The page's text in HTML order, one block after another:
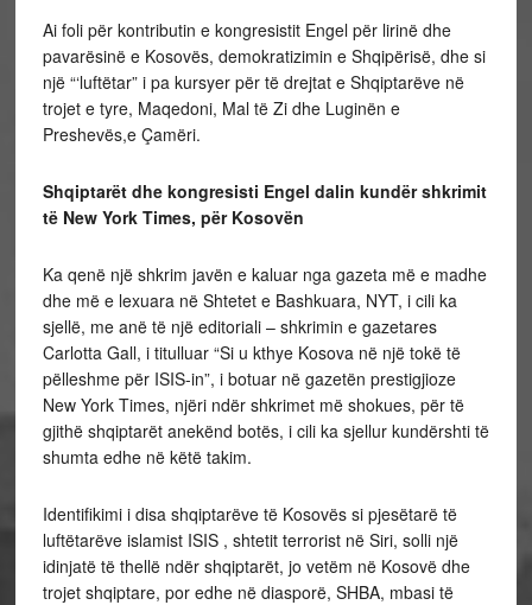
Ai foli për kontributin e kongresistit Engel për lirinë dhe
pavarësinë e Kosovës, demokratizimin e Shqipërisë, dhe si
një “‘luftëtar” i pa kursyer për të drejtat e Shqiptarëve në
trojet e tyre, Maqedoni, Mal të Zi dhe Luginën e
Preshevës,e Çamëri.
Shqiptarët dhe kongresisti Engel dalin kundër shkrimit
të New York Times, për Kosovën
Ka qenë një shkrim javën e kaluar nga gazeta më e madhe
dhe më e lexuara në Shtetet e Bashkuara, NYT, i cili ka
sjellë, me anë të një editoriali – shkrimin e gazetares
Carlotta Gall, i titulluar “Si u kthye Kosova në një tokë të
pëlleshme për ISIS-in”, i botuar në gazetën prestigjioze
New York Times, njëri ndër shkrimet më shokues, për të
gjithë shqiptarët anekënd botës, i cili ka sjellur kundërshti të
shumta edhe në këtë takim.
Identifikimi i disa shqiptarëve të Kosovës si pjesëtarë të
luftëtarëve islamist ISIS , shtetit terrorist në Siri, solli një
idinjatë të thellë ndër shqiptarët, jo vetëm në Kosovë dhe
trojet shqiptare, por edhe në diasporë, SHBA, mbasi të